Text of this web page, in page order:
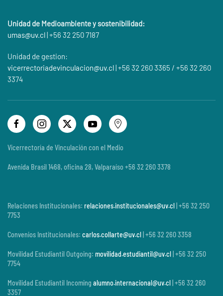
Unidad de Medioambiente y sostenibilidad:
umas@uv.cl| +56 32 250 7187
Unidad de gestion:
vicerrectoriadevinculacion@uv.cl| +56 32 260 3365 / +56 32 260
3374
Vicerrectoría de Vinculación con el Medio
Avenida Brasil 1468, oficina 28, Valparaíso +56 32 260 3378
Relaciones Institucionales: relaciones.institucionales@uv.cl | +56 32 250
7753
Convenios Institucionales: carlos.collarte@uv.cl | +56 32 260 3358
Movilidad Estudiantil Outgoing: movilidad.estudiantil@uv.cl | +56 32 250
7754
Movilidad Estudiantil Incoming alumno.internacional@uv.cl | +56 32 260
3357